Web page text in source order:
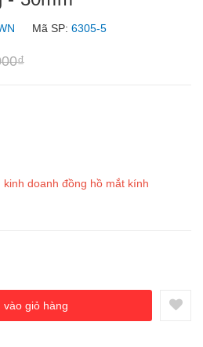
Mã SP: 6305-5
kinh doanh đồng hồ mắt kính
vào giỏ hàng